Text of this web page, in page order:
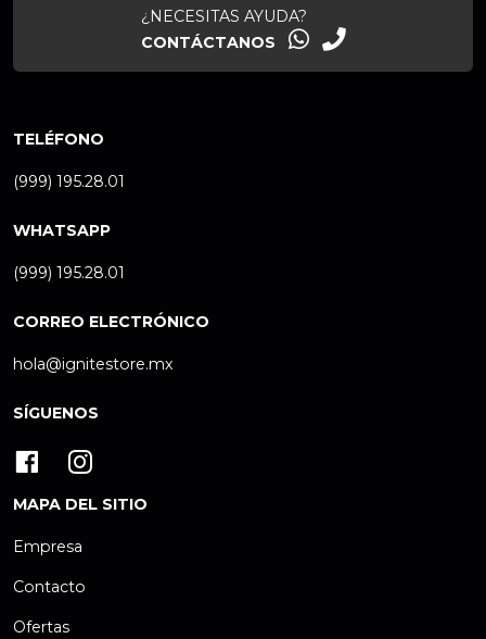
¿NECESITAS AYUDA?
CONTÁCTANOS
TELÉFONO
(999) 195.28.01
WHATSAPP
(999) 195.28.01
CORREO ELECTRÓNICO
hola@ignitestore.mx
SÍGUENOS
MAPA DEL SITIO
Empresa
Contacto
Ofertas